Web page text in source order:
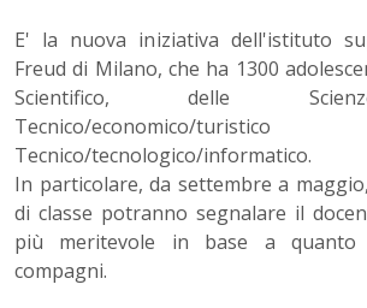
E' la nuova iniziativa dell'istituto
Freud di Milano, che ha 1300
Scientifico, delle
Tecnico/economico/
Tecnico/tecnologico/informatico.
In particolare, da settembre a
di classe potranno segnalare il
più meritevole in base a quanto
compagni.